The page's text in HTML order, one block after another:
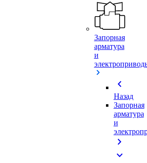
Запорная
арматура
и
chevron_left
Назад
Запорная
арматура
и
chevron_right
expand_more